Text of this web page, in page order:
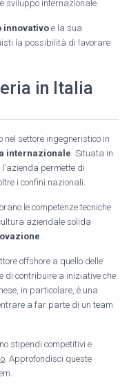
N
sviluppo internazionale.
innovativoe la sua
la possibilità di lavorare
in Italia
settore ingegneristico in
internazionale . Situata in
permette di
i confini nazionali.
le competenze tecniche
aziendale solida
offshore a quello delle
di contribuire a iniziative che
in particolare, è una
a far parte di un team
stipendi competitivi e
. Approfondisci queste